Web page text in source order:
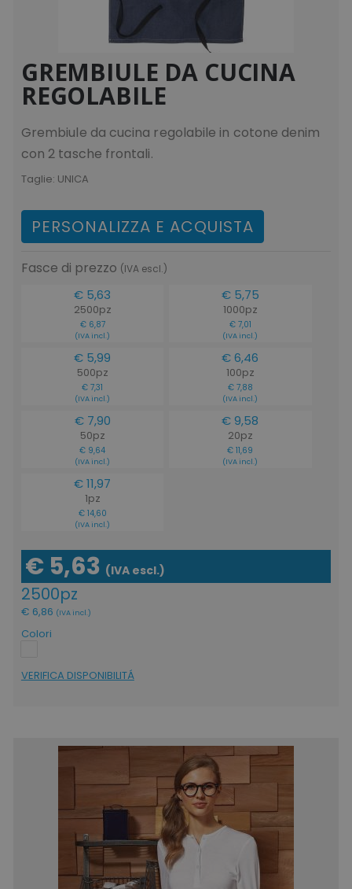
GREMBIULE DA CUCINA
REGOLABILE
Grembiule da cucina regolabile in cotone denim
con 2 tasche frontali.
Taglie: UNICA
PERSONALIZZA E ACQUISTA
Fasce di prezzo (IVA escl.)
€ 5,63
2500pz
€ 6,87
(IVA incl.)
€ 5,75
1000pz
€ 7,01
(IVA incl.)
€ 5,99
500pz
€ 7,31
(IVA incl.)
€ 6,46
100pz
€ 7,88
(IVA incl.)
€ 7,90
50pz
€ 9,64
(IVA incl.)
€ 9,58
20pz
€ 11,69
(IVA incl.)
€ 11,97
1pz
€ 14,60
(IVA incl.)
€ 5,63 (IVA escl.)
2500pz
€ 6,86 (IVA incl.)
Colori
VERIFICA DISPONIBILITÁ
mage-cache-storage-section-
invalidation
ls_mage-cache-storage
ls_mage-cache-storage-section-
invalidation